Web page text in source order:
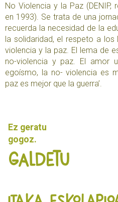
No Violencia y la Paz
en 1993). Se trata de una
recuerda la necesidad de la
la solidaridad, el respeto a los
violencia y la paz. El lema de
no-violencia y paz. El amor
egoísmo, la no- violencia es
paz es mejor que la guerra’.
Ez geratu
gogoz.
Galdetu